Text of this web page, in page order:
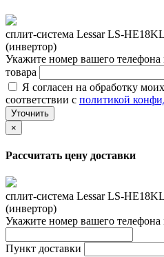
сплит-система Lessar LS-
(инвертор)
Укажите номер вашего
товара
Я согласен на обработку
соответствии с политикой
Уточнить
×
Рассчитать цену доставки
сплит-система Lessar LS-
(инвертор)
Укажите номер вашего
Пункт доставки